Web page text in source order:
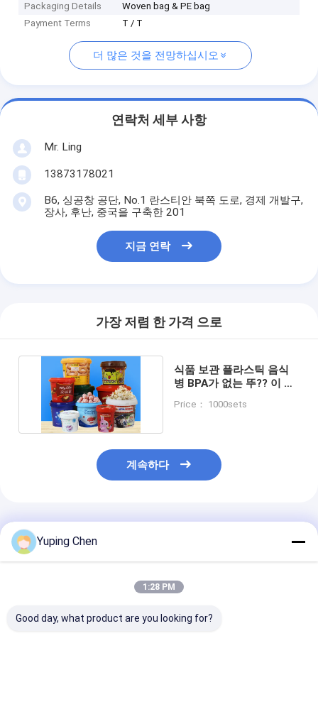
Packaging Details
Woven bag & PE bag
Payment Terms
T / T
더 많은 것을 전망하십시오
연락처 세부 사항
Mr. Ling
13873178021
B6, 싱공창 공단, No.1 란스티안 북쪽 도로, 경제 개발구,
장사, 후난, 중국을 구축한 201
지금 연락
가장 저렴 한 가격 으로
식품 보관 플라스틱 음식
병 BPA가 없는 뚜?? 이 있
Price： 1000sets
계속하다
추천된 제품
Yuping Chen
1:28 PM
Good day, what product are you looking for?